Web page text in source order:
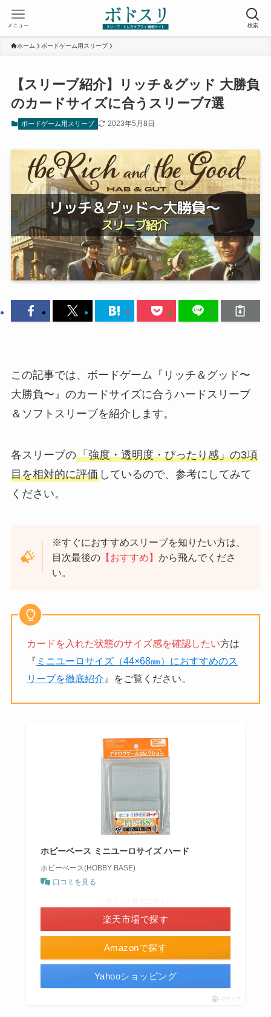
検索
メニュー
ホーム ボードゲーム用スリーブ
【スリーブ紹介】リッチ＆グッド 大勝負
のカードサイズに合うスリーブ7選
ボードゲーム用スリーブ 2023年5月8日
この記事では、ボードゲーム『リッチ＆グッド〜
大勝負〜』のカードサイズに合うハードスリーブ
＆ソフトスリーブを紹介します。
各スリーブの「強度・透明度・ぴったり感」の3項
目を相対的に評価しているので、参考にしてみて
ください。
※すぐにおすすめスリーブを知りたい方は、
目次最後の 【おすすめ】から飛んでくださ
い。
カードを入れた状態のサイズ感を確認したい方は
『 ミニユーロサイズ（44×68㎜）におすすめのス
リーブを徹底紹介 』をご覧ください。
ホビーベース ミニユーロサイズ ハード
ホビーベース(HOBBY BASE)
口コミを見る
Amazonで探す
楽天市場で探す
Yahooショッピング
ポチップ